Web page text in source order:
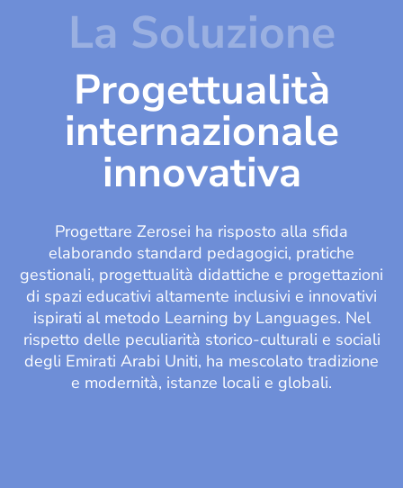
La Soluzione
Progettualità
internazionale
innovativa
Progettare Zerosei ha risposto alla sfida
elaborando standard pedagogici, pratiche
gestionali, progettualità didattiche e progettazioni
di spazi educativi altamente inclusivi e innovativi
ispirati al metodo Learning by Languages. Nel
rispetto delle peculiarità storico-culturali e sociali
degli Emirati Arabi Uniti, ha mescolato tradizione
e modernità, istanze locali e globali.